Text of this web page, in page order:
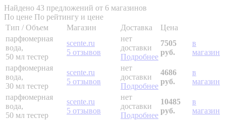
Найдено 43 предложений от 6 магазинов
По цене По рейтингу и цене
Тип / Объем
Магазин Доставка
Цена
парфюмерная
вода,
50 мл тестер
scente.ru
5 отзывов
нет
доставки
Подробнее
7505
руб.
в
магазин
парфюмерная
вода,
30 мл тестер
scente.ru
5 отзывов
нет
доставки
Подробнее
4686
руб.
в
магазин
парфюмерная
вода,
50 мл тестер
scente.ru
5 отзывов
нет
доставки
Подробнее
10485
руб.
в
магазин